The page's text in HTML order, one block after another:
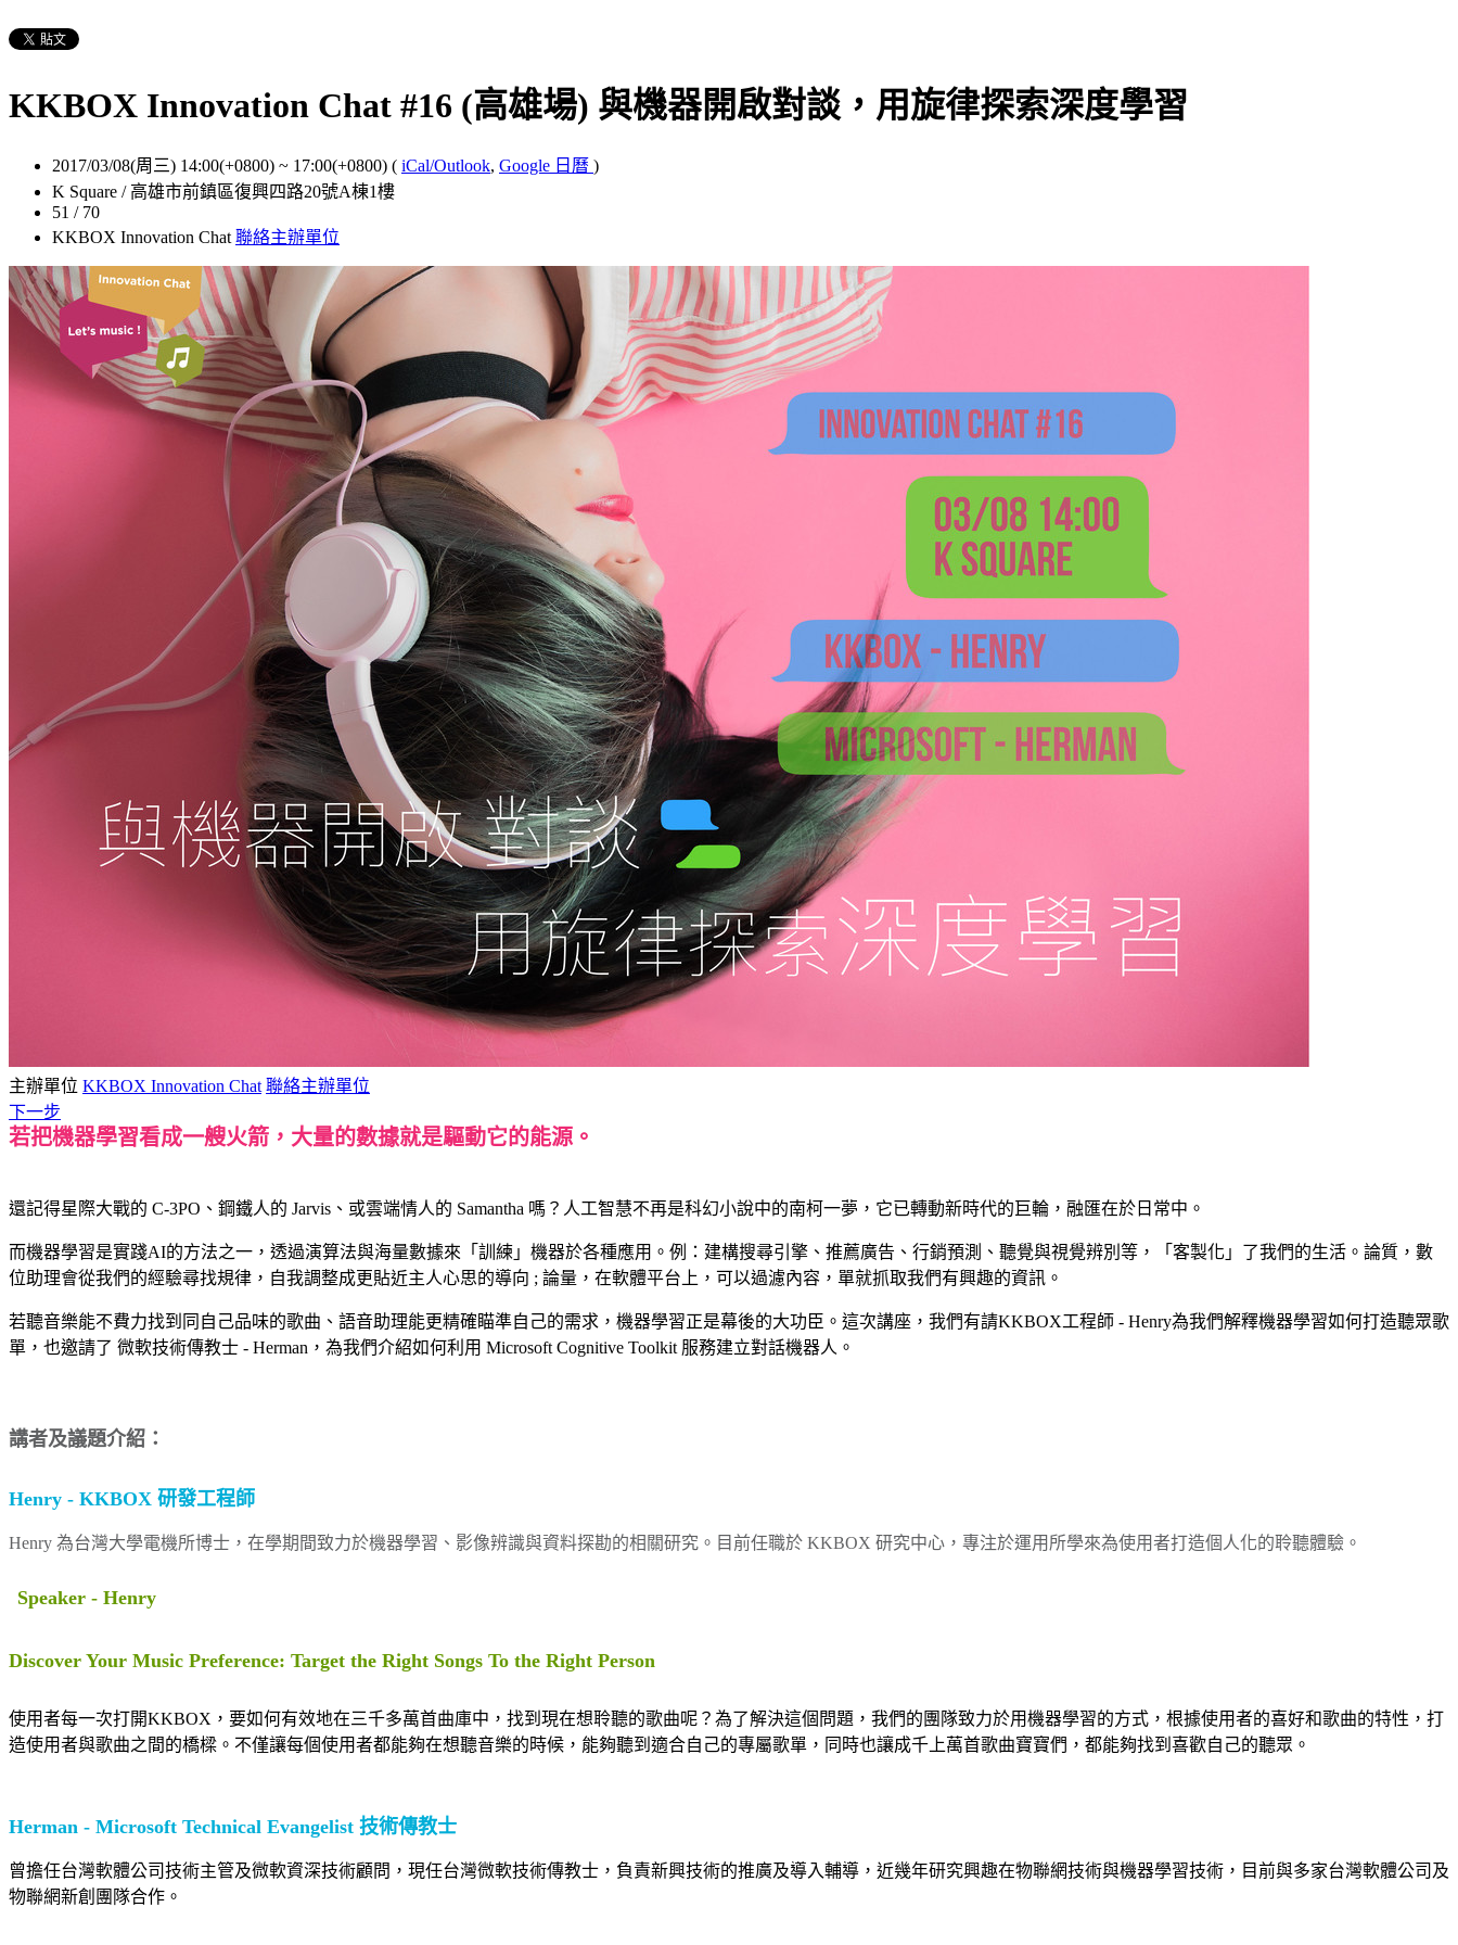
KKBOX Innovation Chat #16 (高雄場) 與機器開啟對談，用旋律探索深度學習
2017/03/08(周三) 14:00(+0800) ~ 17:00(+0800) ( iCal/Outlook, Google 日曆 )
K Square / 高雄市前鎮區復興四路20號A棟1樓
51 / 70
KKBOX Innovation Chat 聯絡主辦單位
主辦單位 KKBOX Innovation Chat 聯絡主辦單位
下一步
若把機器學習看成一艘火箭，大量的數據就是驅動它的能源。
還記得星際大戰的 C-3PO、鋼鐵人的 Jarvis、或雲端情人的 Samantha 嗎？人工智慧不再是科幻小說中的南柯一夢，它已轉動新時代的巨輪，融匯在於日常中。
而機器學習是實踐AI的方法之一，透過演算法與海量數據來「訓練」機器於各種應用。例：建構搜尋引擎、推薦廣告、行銷預測、聽覺與視覺辨別等，「客製化」了我們的生活。論質，數
位助理會從我們的經驗尋找規律，自我調整成更貼近主人心思的導向 ; 論量，在軟體平台上，可以過濾內容，單就抓取我們有興趣的資訊。
若聽音樂能不費力找到同自己品味的歌曲、語音助理能更精確瞄準自己的需求，機器學習正是幕後的大功臣。這次講座，我們有請KKBOX工程師 - Henry為我們解釋機器學習如何打造聽眾歌
單，也邀請了 微軟技術傳教士 - Herman，為我們介紹如何利用 Microsoft Cognitive Toolkit 服務建立對話機器人。
講者及議題介紹：
Henry - KKBOX 研發工程師
Henry 為台灣大學電機所博士，在學期間致力於機器學習、影像辨識與資料探勘的相關研究。目前任職於 KKBOX 研究中心，專注於運用所學來為使用者打造個人化的聆聽體驗。
Speaker - Henry
Discover Your Music Preference: Target the Right Songs To the Right Person
使用者每一次打開KKBOX，要如何有效地在三千多萬首曲庫中，找到現在想聆聽的歌曲呢？為了解決這個問題，我們的團隊致力於用機器學習的方式，根據使用者的喜好和歌曲的特性，打
造使用者與歌曲之間的橋樑。不僅讓每個使用者都能夠在想聽音樂的時候，能夠聽到適合自己的專屬歌單，同時也讓成千上萬首歌曲寶寶們，都能夠找到喜歡自己的聽眾。
Herman - Microsoft Technical Evangelist 技術傳教士
曾擔任台灣軟體公司技術主管及微軟資深技術顧問，現任台灣微軟技術傳教士，負責新興技術的推廣及導入輔導，近幾年研究興趣在物聯網技術與機器學習技術，目前與多家台灣軟體公司及
物聯網新創團隊合作。